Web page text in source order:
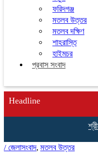
ফরিদগঞ্জ
মতলব উত্তর
মতলব দক্ষিণ
শাহরাস্তি
হাইমচর
প্রবাস সংবাদ
Headline
/ জেলাসংবাদ, মতলব উত্তর